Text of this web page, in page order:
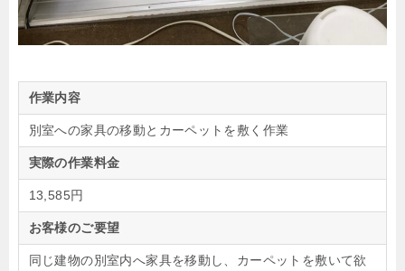
作業内容
別室への家具の移動とカーペットを敷く作業
実際の作業料金
13,585円
お客様のご要望
同じ建物の別室内へ家具を移動し、カーペットを敷いて欲